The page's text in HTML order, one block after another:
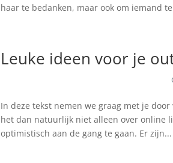
haar te bedanken, maar ook om iemand
Leuke ideen voor je
In deze tekst nemen we graag met je
het dan natuurlijk niet alleen over online
optimistisch aan de gang te gaan. Er zijn...